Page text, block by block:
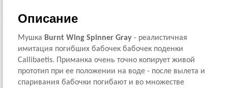
Описание
Мушка Burnt Wing Spinner Gray - реалистичная
имитация погибших бабочек бабочек поденки
Callibaetis. Приманка очень точно копирует живой
прототип при ее положении на воде - после вылета и
спаривания бабочки погибают и во множестве